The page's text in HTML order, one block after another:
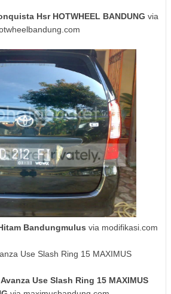
Hsr HOTWHEEL BANDUNG via
Bandungmulus via modifikasi.com
Use Slash Ring 15 MAXIMUS